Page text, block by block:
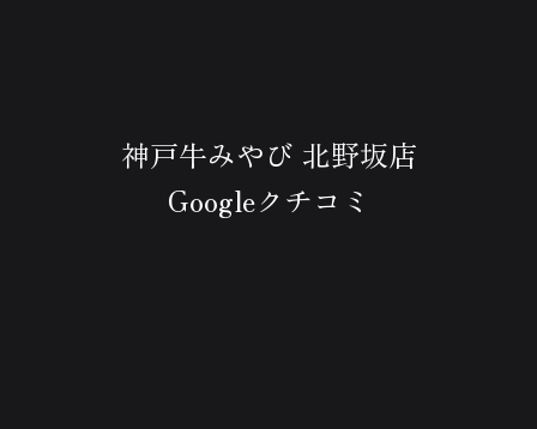
神戸牛みやび 北野坂店
Googleクチコミ